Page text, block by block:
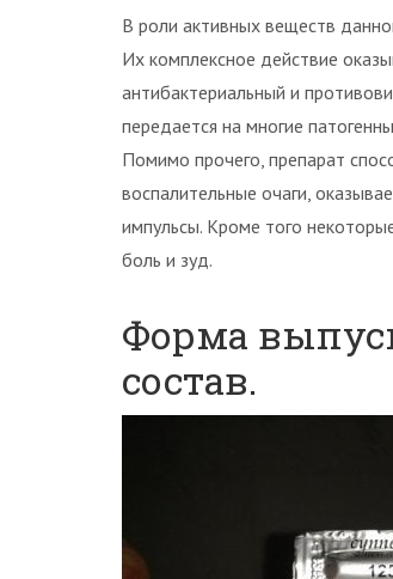
В роли активных веществ
Их комплексное действие
антибактериальный и
передается на многие
Помимо прочего, препарат
воспалительные очаги,
импульсы. Кроме того
боль и зуд.
Форма
состав.